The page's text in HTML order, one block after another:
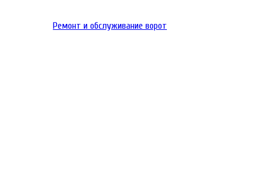
Ремонт и обслуживание ворот